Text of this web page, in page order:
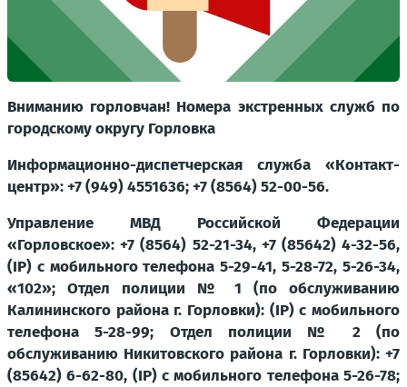
Вниманию горловчан! Номера экстренных служб по
городскому округу Горловка
Информационно-диспетчерская служба «Контакт-
центр»: +7 (949) 4551636; +7 (8564) 52-00-56.
Управление МВД Российской Федерации
«Горловское»: +7 (8564) 52-21-34, +7 (85642) 4-32-56,
(IP) с мобильного телефона 5-29-41, 5-28-72, 5-26-34,
«102»; Отдел полиции № 1 (по обслуживанию
Калининского района г. Горловки): (IP) с мобильного
телефона 5-28-99; Отдел полиции № 2 (по
обслуживанию Никитовского района г. Горловки): +7
(85642) 6-62-80, (IP) с мобильного телефона 5-26-78;